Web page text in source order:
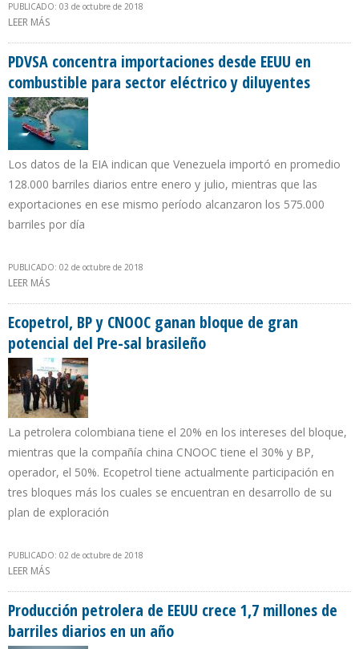
PUBLICADO: 03 de octubre de 2018
LEER MÁS
PDVSA concentra importaciones desde EEUU en
combustible para sector eléctrico y diluyentes
Los datos de la EIA indican que Venezuela importó en promedio
128.000 barriles diarios entre enero y julio, mientras que las
exportaciones en ese mismo período alcanzaron los 575.000
barriles por día
PUBLICADO: 02 de octubre de 2018
LEER MÁS
Ecopetrol, BP y CNOOC ganan bloque de gran
potencial del Pre-sal brasileño
La petrolera colombiana tiene el 20% en los intereses del bloque,
mientras que la compañía china CNOOC tiene el 30% y BP,
operador, el 50%. Ecopetrol tiene actualmente participación en
tres bloques más los cuales se encuentran en desarrollo de su
plan de exploración
PUBLICADO: 02 de octubre de 2018
LEER MÁS
Producción petrolera de EEUU crece 1,7 millones de
barriles diarios en un año